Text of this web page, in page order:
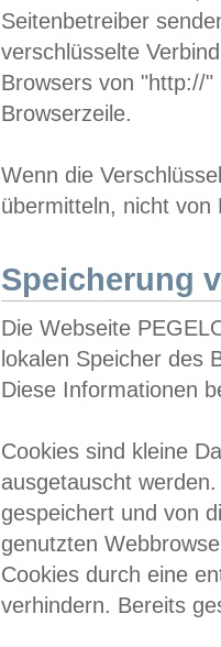
Seitenbetreiber
verschlüsselte
Browsers von "http://
Browserzeile.
Wenn die
übermitteln, nicht von
Speicherung
Die Webseite
lokalen Speicher des
Diese Informationen
Cookies sind kleine
ausgetauscht
gespeichert und von
genutzten
Cookies durch eine
verhindern. Bereits